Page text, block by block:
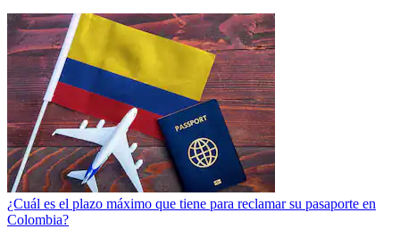
¿Cuál es el plazo máximo que tiene para reclamar su pasaporte en
Colombia?